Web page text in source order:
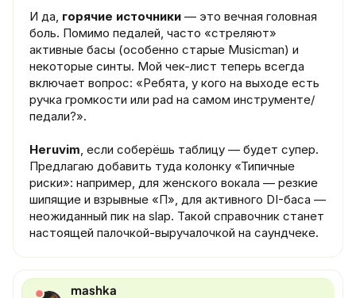
И да, горячие источники — это вечная головная
боль. Помимо педалей, часто «стреляют»
активные басы (особенно старые Musicman) и
некоторые синты. Мой чек-лист теперь всегда
включает вопрос: «Ребята, у кого на выходе есть
ручка громкости или pad на самом инструменте/
педали?».
Heruvim, если соберёшь таблицу — будет супер.
Предлагаю добавить туда колонку «Типичные
риски»: например, для женского вокала — резкие
шипящие и взрывные «П», для активного DI-баса —
неожиданный пик на slap. Такой справочник станет
настоящей палочкой-выручалочкой на саундчеке.
mashka